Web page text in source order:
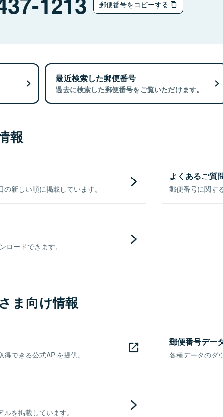
郵便番号をコピーする
最近検索した郵便番号
過去に検索した郵便番号をご覧いただけます。
報
新しい順に掲載しています。
よくあるご質
郵便番号に関す
ロードできます。
ま向け情報
できる公式APIを提供。
郵便番号デー
各種データのダ
を掲載しています。